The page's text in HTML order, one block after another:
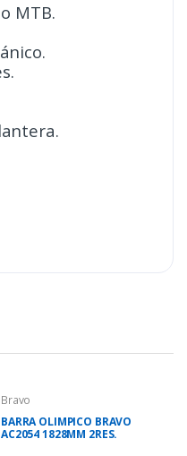
MTB.
Bravo
BARRA OLIMPICO BRAVO
AC2054 1828MM 2RES.